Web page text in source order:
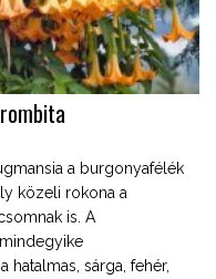
a burgonyafélék
közeli rokona a
is. A
hatalmas, sárga, fehér,